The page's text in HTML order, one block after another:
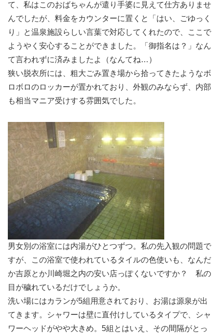
て、私はこのおばちゃんが遣り手婆に見えて仕方ありませ
んでしたが、料金をカウンターに置くと「はい、ごゆっく
り」と温泉施設らしい言葉で対応してくれたので、ここで
ようやく安心することができました。「御指名は？」なん
て言われずに済みましたよ（なんてね…）
狭い脱衣所には、粗大ごみ置き場から拾ってきたようなボ
ロボロのロッカーが置かれており、外観のみならず、内部
も相当マニア受けする雰囲気でした。
男女別の浴室には内湯がひとつずつ。私の先入観の問題で
すが、この浴室で使われているタイルの色使いも、なんだ
か吉原とか川崎堀之内の安い店っぽくないですか？ 私の
目が穢れているだけでしょうか。
洗い場にはカランが5組用意されており、お湯は源泉が出
てきます。シャワーは壁に直付けしているタイプで、シャ
ワーヘッドがやや大きめ。5組とはいえ、その間隔がとっ